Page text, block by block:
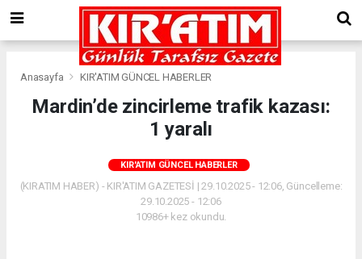
Anasayfa KIR'ATIM GÜNCEL HABERLER
Mardin’de zincirleme trafik kazası:
1 yaralı
KIR'ATIM GÜNCEL HABERLER
(KIRATIM HABER) - KIR'ATIM GAZETESİ | 29.10.2025 - 12:06, Güncelleme:
29.10.2025 - 12:06
10986+ kez okundu.